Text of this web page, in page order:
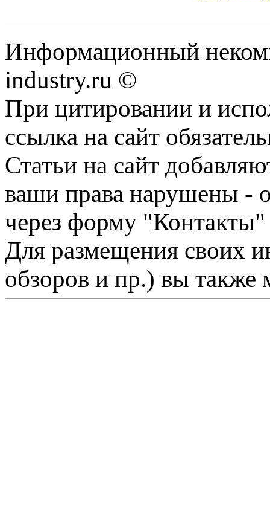
Информационный
industry.ru ©
При цитировании и
ссылка на сайт
Статьи на сайт
ваши права нарушены -
через форму "Контакты"
Для размещения своих
обзоров и пр.) вы также